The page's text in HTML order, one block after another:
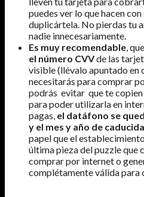
puedes ver lo que hacen
duplicártela. No pierdas tu
nadie innecesariamente.
Es muy recomendable , que
el número CVVde las
visible (llévalo apuntado
necesitarás para comprar
podrás evitar que te
para poder utilizarla en
pagas, el datáfono se
y el mes y año de
papel que el
última pieza del puzzle que
comprar por internet o
complétamente válida para